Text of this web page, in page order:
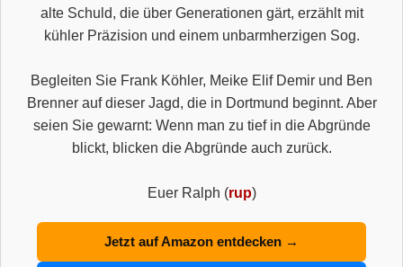
alte Schuld, die über Generationen gärt, erzählt mit
kühler Präzision und einem unbarmherzigen Sog.
Begleiten Sie Frank Köhler, Meike Elif Demir und Ben
Brenner auf dieser Jagd, die in Dortmund beginnt. Aber
seien Sie gewarnt: Wenn man zu tief in die Abgründe
blickt, blicken die Abgründe auch zurück.
Euer Ralph (rup)
Jetzt auf Amazon entdecken →